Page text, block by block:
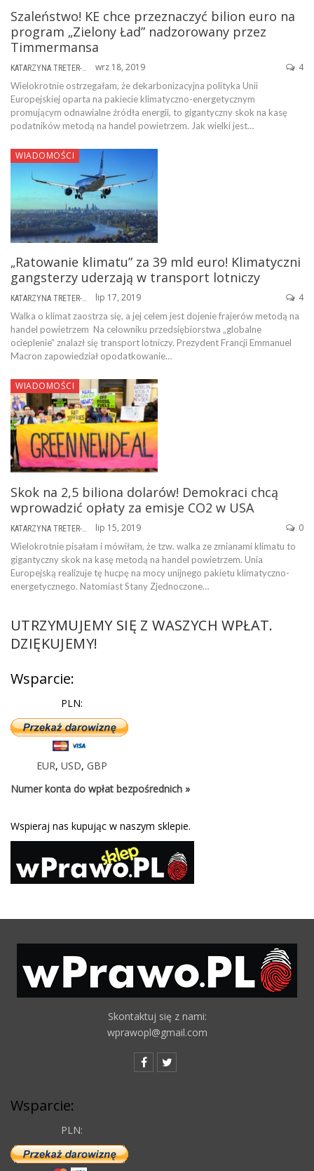
Szaleństwo! KE chce przeznaczyć bilion euro na
program „Zielony Ład” nadzorowany przez
Timmermansa
KATARZYNA TRETER-SIERPIŃSKA wrz 18, 2019 4
Wielokrotnie ostrzegałam, że dekarbonizacyjna polityka Unii
Europejskiej oparta na pakiecie klimatyczno-energetycznym
promującym odnawialne źródła energii, to gigantyczny skok na kasę
podatników metodą na handel powietrzem. Jak wielki jest…
WIADOMOŚCI
„Ratowanie klimatu” za 39 mld euro! Klimatyczni
gangsterzy uderzają w transport lotniczy
KATARZYNA TRETER-SIERPIŃSKA lip 17, 2019 4
Walka o klimat zaostrza się, a jej celem jest dojenie frajerów metodą na
handel powietrzem Na celowniku przedsiębiorstwa „globalne
ocieplenie” znalazł się transport lotniczy. Prezydent Francji Emmanuel
Macron zapowiedział opodatkowanie…
WIADOMOŚCI
Skok na 2,5 biliona dolarów! Demokraci chcą
wprowadzić opłaty za emisje CO2 w USA
KATARZYNA TRETER-SIERPIŃSKA lip 15, 2019 0
Wielokrotnie pisałam i mówiłam, że tzw. walka ze zmianami klimatu to
gigantyczny skok na kasę metodą na handel powietrzem. Unia
Europejską realizuje tę hucpę na mocy unijnego pakietu klimatyczno-
energetycznego. Natomiast Stany Zjednoczone…
UTRZYMUJEMY SIĘ Z WASZYCH WPŁAT.
DZIĘKUJEMY!
Wsparcie:
PLN:
EUR, USD, GBP
Numer konta do wpłat bezpośrednich »
Wspieraj nas kupując w naszym sklepie.
Skontaktuj się z nami:
wprawopl@gmail.com
Wsparcie:
PLN: